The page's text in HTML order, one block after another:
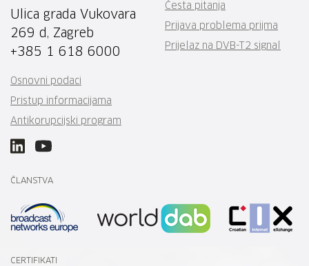
Ulica grada Vukovara
269 d, Zagreb
+385 1 618 6000
Osnovni podaci
Pristup informacijama
Antikorupcijski program
Česta pitanja
Prijava problema prijma
Prijelaz na DVB-T2 signal
ČLANSTVA
CERTIFIKATI